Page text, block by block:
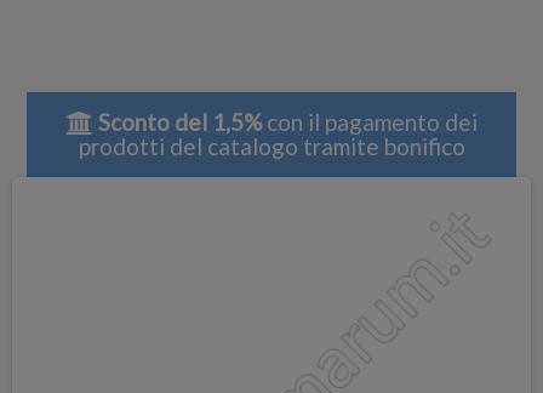
Sconto del 1,5%con il pagamento dei
prodotti del catalogo tramite bonifico